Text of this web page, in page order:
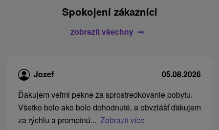
Spokojení zákazníci
zobrazit všechny
Jozef
05.08.2026
Ďakujem veľmi pekne za sprostredkovanie pobytu.
Všetko bolo ako bolo dohodnuté, a obvzlášť ďakujem
za rýchlu a promptnú... Zobrazit více